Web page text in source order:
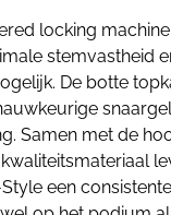
locking
stemvastheid
De botte
Samen met de
een